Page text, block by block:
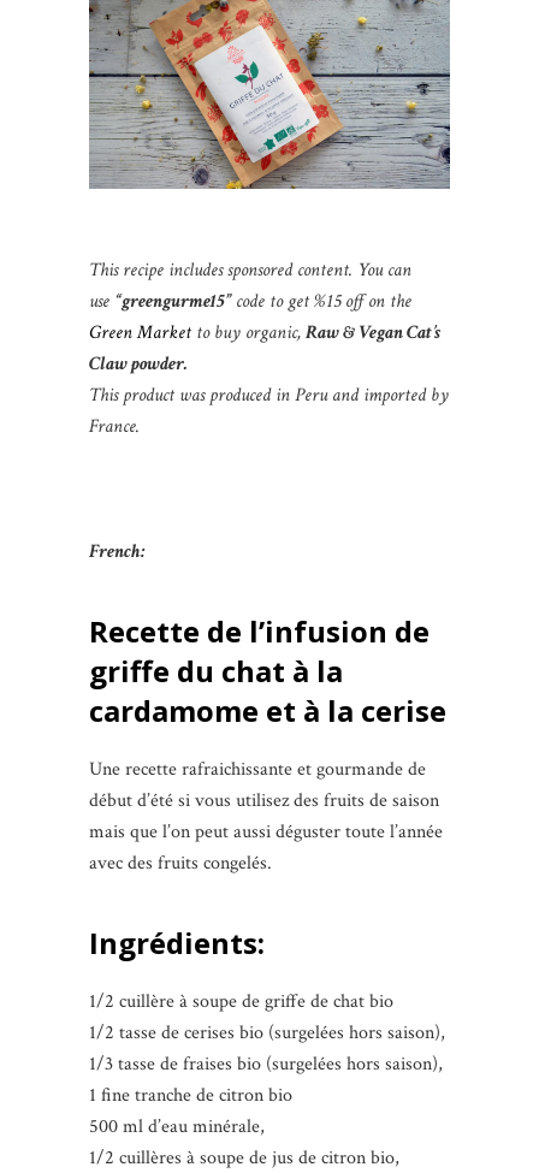
This recipe includes sponsored content. You can
use “greengurme15”code to get %15 off on the
Green Marketto buy organic,Raw & Vegan Cat’s
Claw powder.
This product was produced in Peru and imported by
France.
French:
Recette de l’infusion de
griffe du chat à la
cardamome et à la cerise
Une recette rafraichissante et gourmande de
début d’été si vous utilisez des fruits de saison
mais que l’on peut aussi déguster toute l’année
avec des fruits congelés.
Ingrédients:
1/2 cuillère à soupe de griffe de chat bio
1/2 tasse de cerises bio (surgelées hors saison),
1/3 tasse de fraises bio (surgelées hors saison),
1 fine tranche de citron bio
500 ml d’eau minérale,
1/2 cuillères à soupe de jus de citron bio,